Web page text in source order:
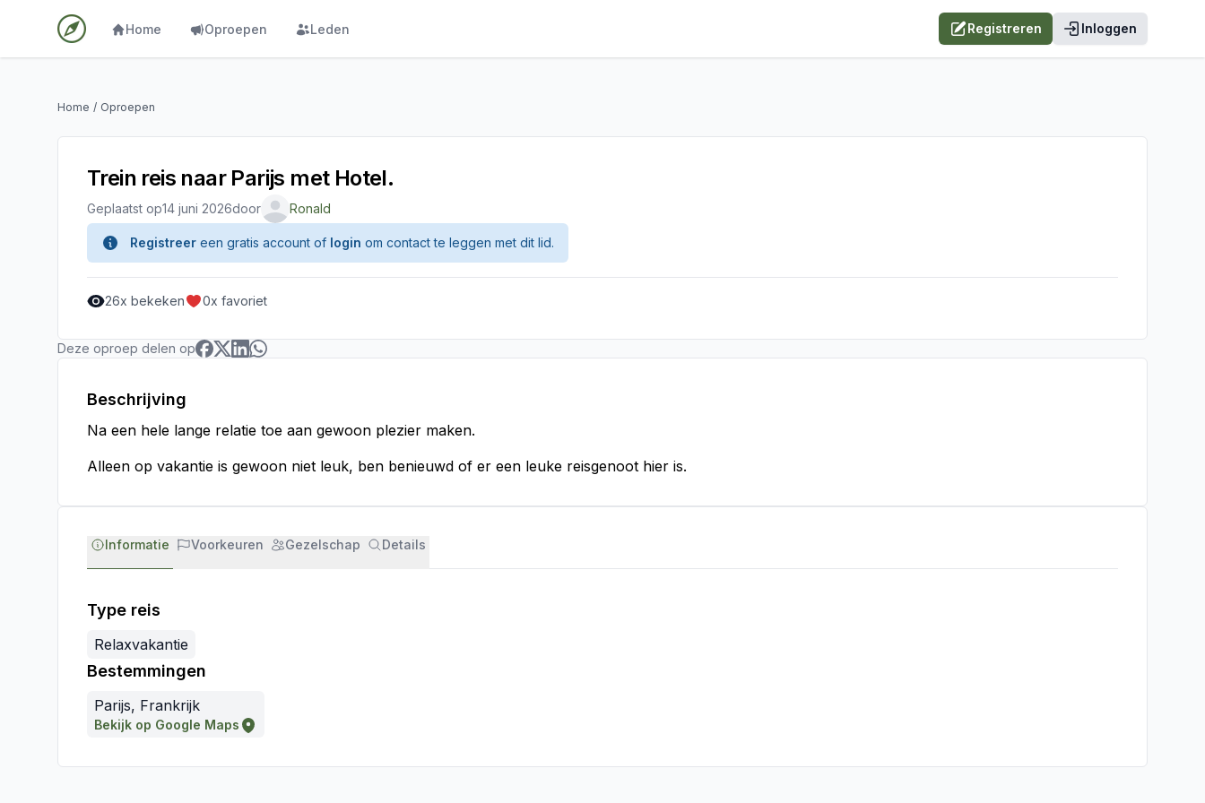
Home Oproepen Leden Registreren Inloggen
Home / Oproepen
Trein reis naar Parijs met Hotel.
Geplaatst op14 juni 2026door Ronald
Registreer een gratis account of login om contact te leggen met dit lid.
26x bekeken 0x favoriet
Deze oproep delen op
Beschrijving
Na een hele lange relatie toe aan gewoon plezier maken.
Alleen op vakantie is gewoon niet leuk, ben benieuwd of er een leuke reisgenoot hier is.
Informatie Voorkeuren Gezelschap Details
Type reis
Relaxvakantie
Bestemmingen
Parijs, Frankrijk
Bekijk op Google Maps